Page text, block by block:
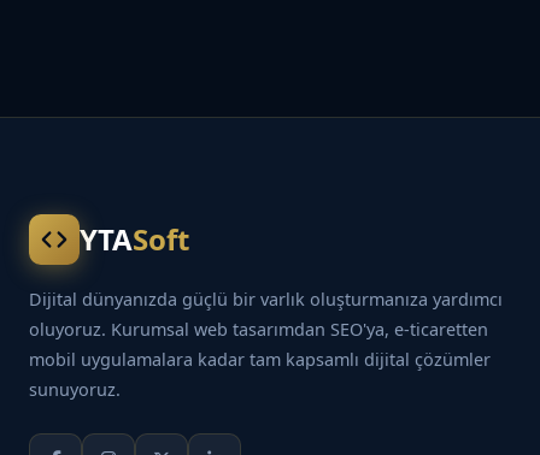
YTASoft
Dijital dünyanızda güçlü bir varlık oluşturmanıza yardımcı
oluyoruz. Kurumsal web tasarımdan SEO'ya, e-ticaretten
mobil uygulamalara kadar tam kapsamlı dijital çözümler
sunuyoruz.